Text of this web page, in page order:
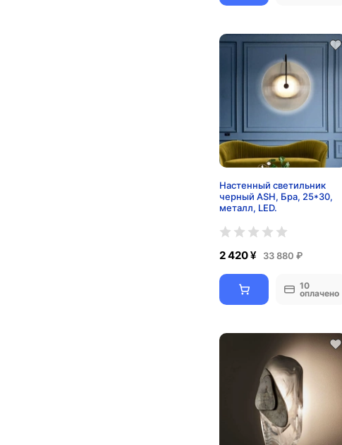
Настенный светильник
черный ASH, Бра, 25*30,
металл, LED.
2 420 ¥ 33 880 ₽
10
оплачено